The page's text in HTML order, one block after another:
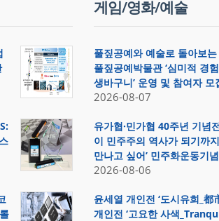
게임/영화/예술
풀짚공예와 예술로 돌아보
풀짚공예박물관 ‘심미적 경
생바구니’ 운영 및 참여자 모
2026-08-07
유가협·민가협 40주년 기념
이 민주주의 역사가 되기까
만나고 싶어’ 민주화운동기
2026-08-06
윤세열 개인전 ‘도시유희_都
개인전 ‘고요한 사색